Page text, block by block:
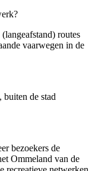
routes
vaarwegen in de
de stad
bezoekers de
Ommeland van de